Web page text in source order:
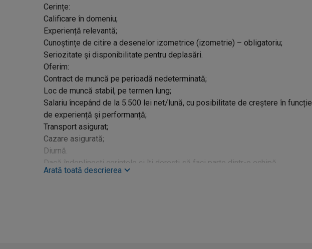
Cerințe:
Calificare în domeniu;
Experiență relevantă;
Cunoștințe de citire a desenelor izometrice (izometrie) – obligatoriu;
Seriozitate și disponibilitate pentru deplasări.
Oferim:
Contract de muncă pe perioadă nedeterminată;
Loc de muncă stabil, pe termen lung;
Salariu începând de la 5.500 lei net/lună, cu posibilitate de creștere în funcție
de experiență și performanță;
Transport asigurat;
Cazare asigurată;
Diurnă.
Dacă îndeplinești cerințele și îți dorești să faci parte dintr-o echipă
profesionistă, te invităm să aplici!
Arată toată descrierea